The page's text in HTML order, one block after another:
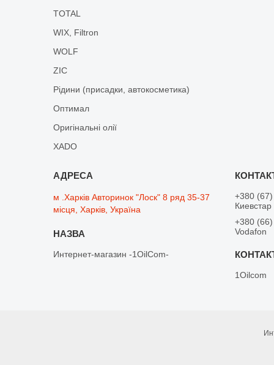
TOTAL
WIX, Filtron
WOLF
ZIC
Рідини (присадки, автокосметика)
Оптимал
Оригінальні олії
XADO
м .Харків Авторинок "Лоск" 8 ряд 35-37
місця, Харків, Україна
Интернет-магазин -1OilCom-
+380
Киевстар
+380
Vodafon
1Oilcom